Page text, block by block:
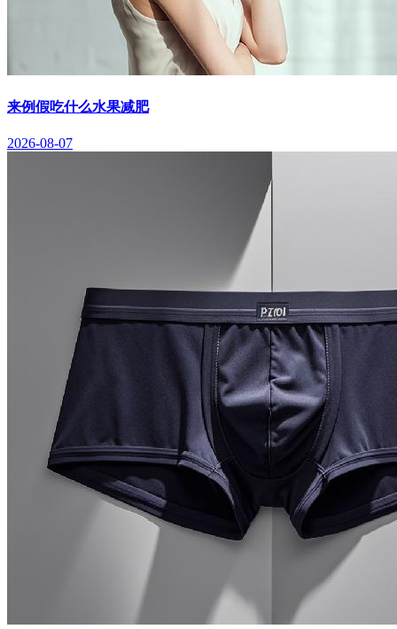
来例假吃什么水果减肥
2026-08-07